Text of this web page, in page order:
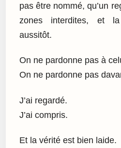
pas être nommé, qu’un
zones interdites, et
aussitôt.
On ne pardonne pas à
On ne pardonne pas
J’ai regardé.
J’ai compris.
Et la vérité est bien laide.